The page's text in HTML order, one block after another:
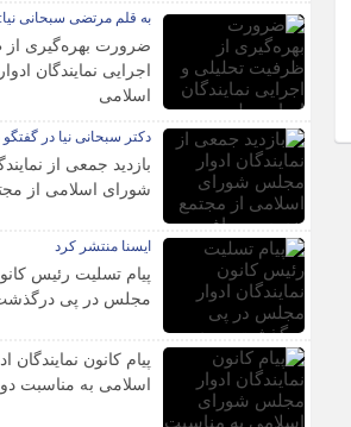
به قلم مرتضی سبحانی نیا:
ضرورت بهره‌گیری از
اجرایی نمایندگان
اسلامی
دکتر سبحانی نیا در گفتگو
بازدید جمعی از
شورای اسلامی از
ایسنا منتشر کرد
پیام تسلیت رئیس
مجلس در پی درگذشت
پیام کانون
اسلامی به مناسبت